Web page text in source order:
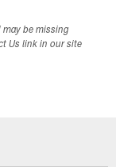
may be missing
Us link in our site